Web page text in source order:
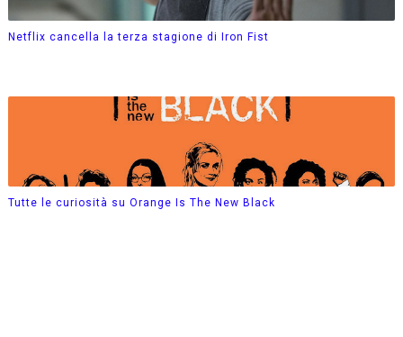
Netflix cancella la terza stagione di Iron Fist
Tutte le curiosità su Orange Is The New Black